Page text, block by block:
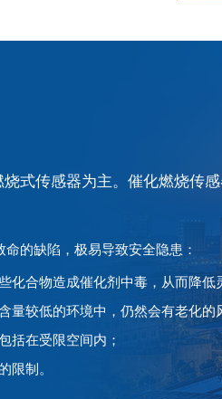
式传感器为主。催化燃烧传
的缺陷，极易导致安全隐患：
化合物造成催化剂中毒，从而降
量较低的环境中，仍然会有老化的
括在受限空间内；
限制。